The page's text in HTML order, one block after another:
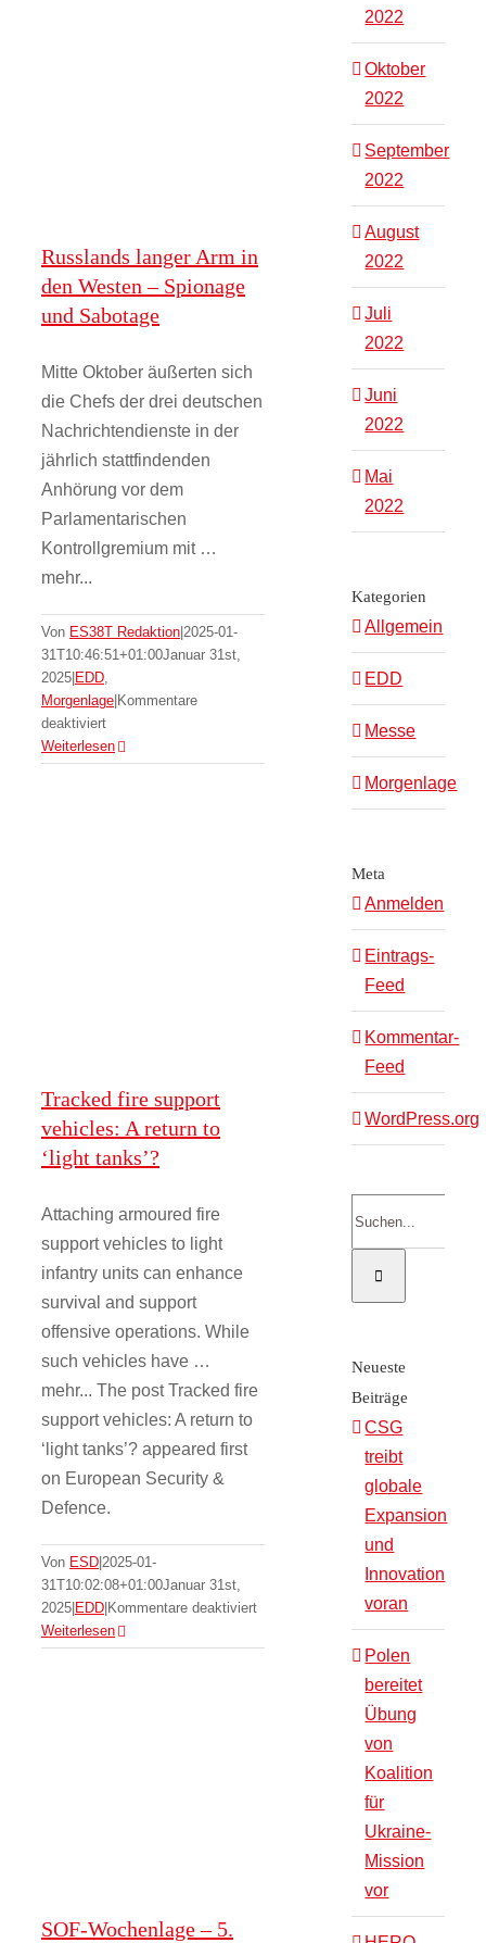
Russlands langer Arm in
den Westen – Spionage
und Sabotage
Mitte Oktober äußerten sich
die Chefs der drei deutschen
Nachrichtendienste in der
jährlich stattfindenden
Anhörung vor dem
Parlamentarischen
Kontrollgremium mit …
mehr...
Von ES38T Redaktion 2025-01-
31T10:46:51+01:00Januar 31st,
2025 EDD,
Morgenlage Kommentare
deaktiviertfür
Russlands
langer
Weiterlesen
Tracked fire support
vehicles: A return to
Tracked fire support
vehicles: A return to
‘light tanks’?
Attaching armoured fire
support vehicles to light
infantry units can enhance
survival and support
offensive operations. While
such vehicles have …
mehr... The post Tracked fire
support vehicles: A return to
‘light tanks’? appeared first
on European Security &
Defence.
Von ESD 2025-01-
31T10:02:08+01:00Januar 31st,
2025 EDD Kommentare deaktiviertfür
fire
Weiterlesen
SOF-Wochenlage –
SOF-Wochenlage – 5.
2022
Oktober
2022
September
2022
August
2022
Juli
2022
Juni
2022
Mai
2022
Kategorien
Allgemein
EDD
Messe
Morgenlage
Meta
Anmelden
Eintrags-
Feed
Kommentar-
Feed
WordPress.org
Neueste
Beiträge
CSG
treibt
globale
Expansion
und
Innovation
voran
Polen
bereitet
Übung
von
Koalition
für
Ukraine-
Mission
vor